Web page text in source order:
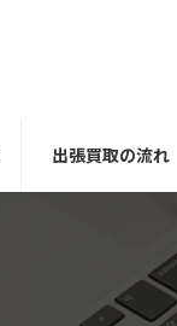
出張買取の流れ